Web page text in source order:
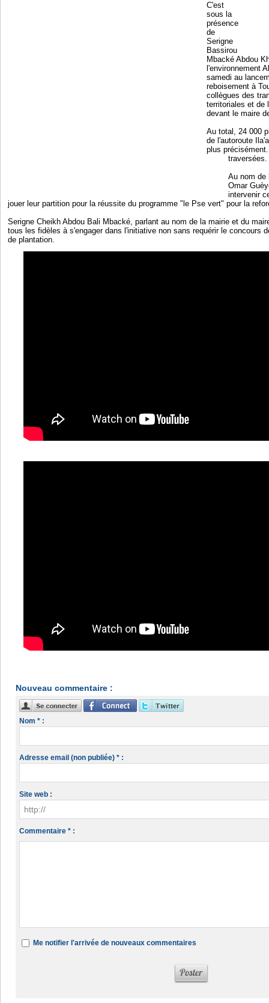
C'est
sous la
présence
de
Serigne
Bassirou
Mbacké Abdou
l'environnement
samedi au
reboisement à
collègues des
territoriales et de
devant le maire
Au total, 24 000
de l'autoroute
plus
traversées.
Au nom de
Omar
intervenir
jouer leur partition pour la réussite du programme "le Pse vert" pour la
Serigne Cheikh Abdou Bali Mbacké, parlant au nom de la mairie et du
tous les fidèles à s'engager dans l'initiative non sans requérir le concours
de plantation.
Nouveau commentaire :
Nom * :
Adresse email (non publiée) * :
Site web :
Commentaire * :
Me notifier l'arrivée de nouveaux commentaires